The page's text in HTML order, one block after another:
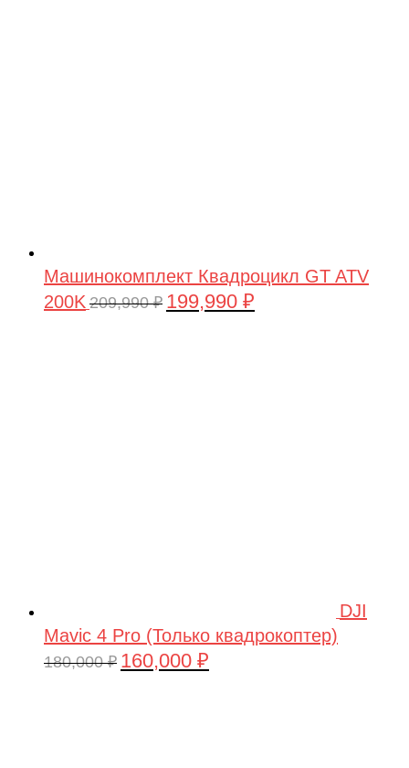
Машинокомплект Квадроцикл GT ATV
200K 209,990₽ Первоначальная
199,990 ₽
DJI
Mavic 4 Pro (Только квадрокоптер)
180,000₽ Первоначальная
160,000 ₽